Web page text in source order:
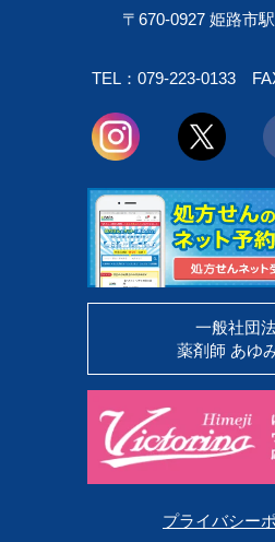
〒670-0927 姫路市
TEL：079-223-0133
一般社団
薬剤師 あゆ
プライバシー